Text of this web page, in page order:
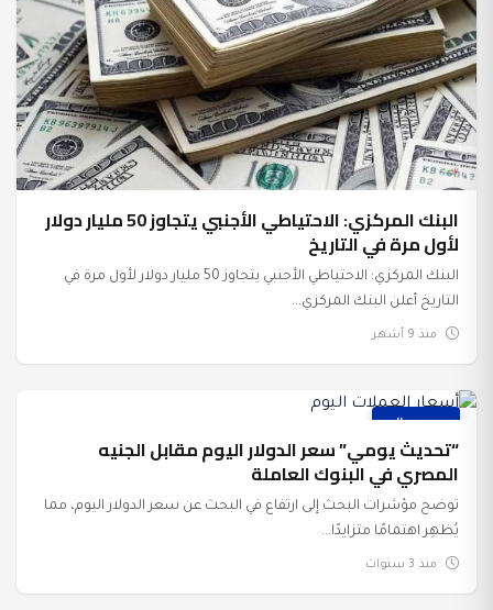
البنك المركزي: الاحتياطي الأجنبي يتجاوز 50 مليار دولار
لأول مرة في التاريخ
البنك المركزي: الاحتياطي الأجنبي يتجاوز 50 مليار دولار لأول مرة في
التاريخ أعلن البنك المركزي...
منذ 9 أشهر
“تحديث يومي” سعر الدولار اليوم مقابل الجنيه
المصري في البنوك العاملة
توضح مؤشرات البحث إلى ارتفاع في البحث عن سعر الدولار اليوم، مما
يُظهِر اهتمامًا متزايدًا...
منذ 3 سنوات